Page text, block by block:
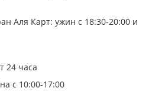
Аля Карт: ужин с 18:30-20:00 и
24 часа
с 10:00-17:00